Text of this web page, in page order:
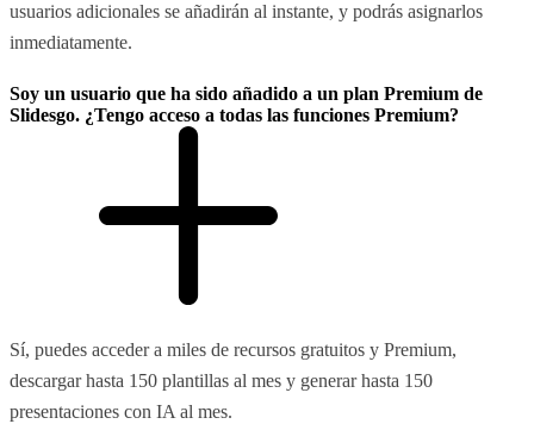
usuarios adicionales se añadirán al instante, y podrás asignarlos
inmediatamente.
Soy un usuario que ha sido añadido a un plan Premium de
Slidesgo. ¿Tengo acceso a todas las funciones Premium?
Sí, puedes acceder a miles de recursos gratuitos y Premium,
descargar hasta 150 plantillas al mes y generar hasta 150
presentaciones con IA al mes.